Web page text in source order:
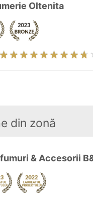
Oltenita
din zonă
& Accesorii